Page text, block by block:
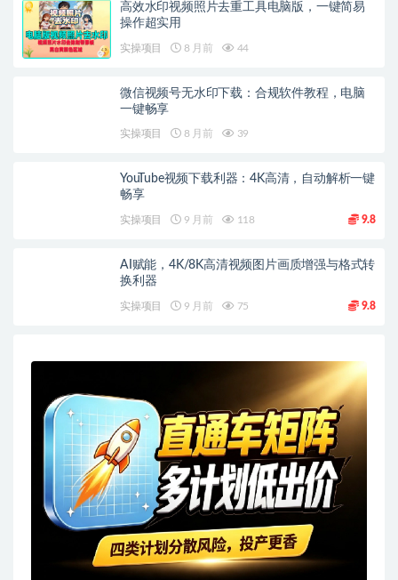
高效水印视频照片去重工具电脑版，一键简易
操作超实用
实操项目 8 月前 44
微信视频号无水印下载：合规软件教程，电脑
一键畅享
实操项目 8 月前 39
YouTube视频下载利器：4K高清，自动解析一键
畅享
实操项目 9 月前 118 9.8
AI赋能，4K/8K高清视频图片画质增强与格式转
换利器
实操项目 9 月前 75 9.8